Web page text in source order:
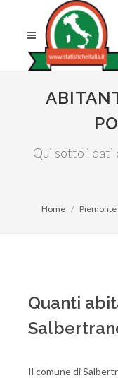
Qui sotto i dati
Home Piemonte
Quanti
Il comune di